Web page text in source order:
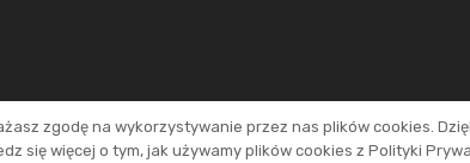
zgodę na wykorzystywanie przez nas plików cookies.
się więcej o tym, jak używamy plików cookies z Polityki